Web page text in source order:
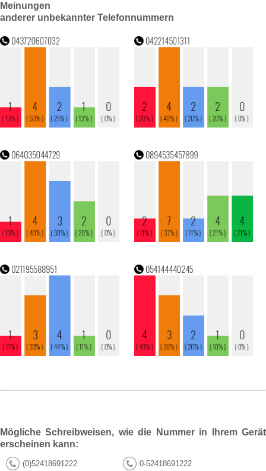
Meinungen
anderer unbekannter Telefonnummern
Mögliche Schreibweisen, wie die Nummer in Ihrem Gerät
erscheinen kann:
(0)52418691222 0-52418691222